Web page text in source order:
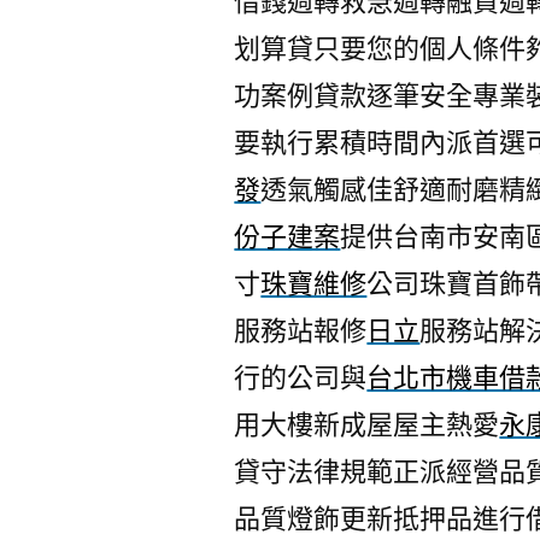
划算貸只要您的個人條件
功案例貸款逐筆安全專業
要執行累積時間內派首選
發透氣觸感佳舒適耐磨精
份子建案提供台南市安南
寸珠寶維修公司珠寶首飾
服務站報修日立服務站解
行的公司與台北市機車借
用大樓新成屋屋主熱愛永
貸守法律規範正派經營品
品質燈飾更新抵押品進行